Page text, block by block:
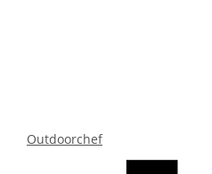
Outdoorchef